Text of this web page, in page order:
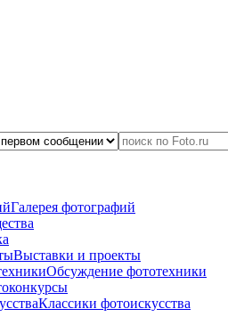
Галерея фотографий
Выставки и проекты
Обсуждение фототехники
Классики фотоискусства